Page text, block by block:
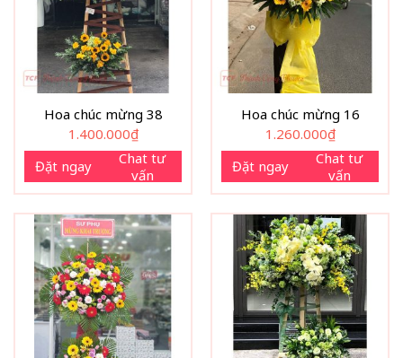
Hoa chúc mừng 38
1.400.000₫
Đặt ngay
Chat tư
vấn
Hoa chúc mừng 16
1.260.000₫
Đặt ngay
Chat tư
vấn